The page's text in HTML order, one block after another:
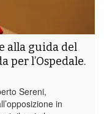
alla guida del
per l’Ospedale.
Sereni,
in